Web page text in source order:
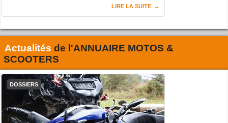
LIRE LA SUITE
Actualités de l'ANNUAIRE MOTOS &
SCOOTERS
DOSSIERS